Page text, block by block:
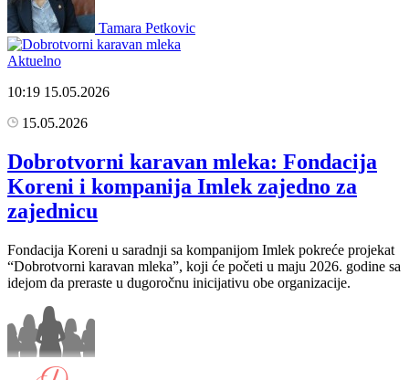
Tamara Petkovic
Aktuelno
10:19 15.05.2026
15.05.2026
Dobrotvorni karavan mleka: Fondacija
Koreni i kompanija Imlek zajedno za
zajednicu
Fondacija Koreni u saradnji sa kompanijom Imlek pokreće projekat
“Dobrotvorni karavan mleka”, koji će početi u maju 2026. godine sa
idejom da preraste u dugoročnu inicijativu obe organizacije.